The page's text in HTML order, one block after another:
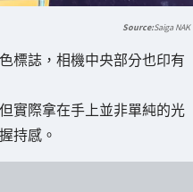
Saiga NAK
誌，相機中央部分也印有
實際拿在手上並非單純的光
持感。